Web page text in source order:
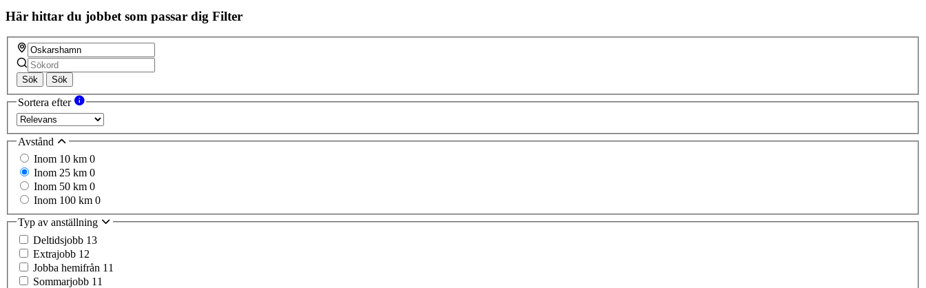
Här hittar du jobbet som passar dig Filter
Sök Sök
Sortera efter
Avstånd
Inom 10 km 0
Inom 25 km 0
Inom 50 km 0
Inom 100 km 0
Typ av anställning
Deltidsjobb 13
Extrajobb 12
Jobba hemifrån 11
Sommarjobb 11